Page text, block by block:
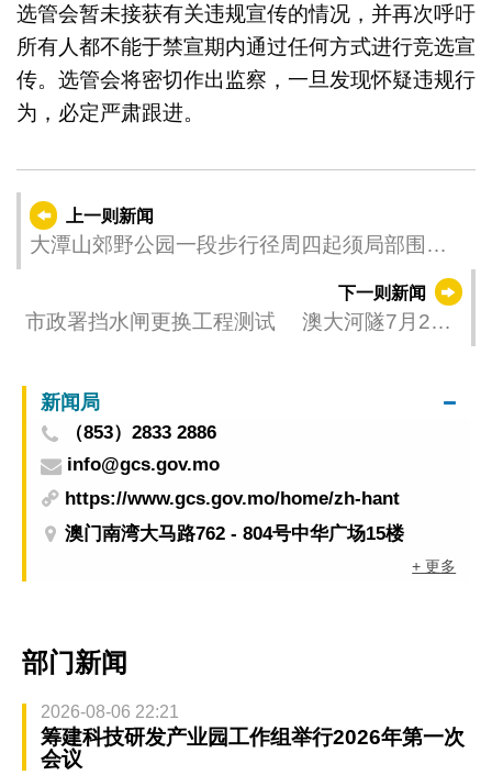
选管会暂未接获有关违规宣传的情况，并再次呼吁
所有人都不能于禁宣期内通过任何方式进行竞选宣
传。选管会将密切作出监察，一旦发现怀疑违规行
为，必定严肃跟进。
上一则新闻
大潭山郊野公园一段步行径周四起须局部围封
下一则新闻
市政署挡水闸更换工程测试 澳大河隧7月2日
新闻局
（853）2833 2886
info@gcs.gov.mo
https://www.gcs.gov.mo/home/zh-hant
澳门南湾大马路762 - 804号中华广场15楼
+ 更多
部门新闻
2026-08-06 22:21
筹建科技研发产业园工作组举行2026年第一次
会议